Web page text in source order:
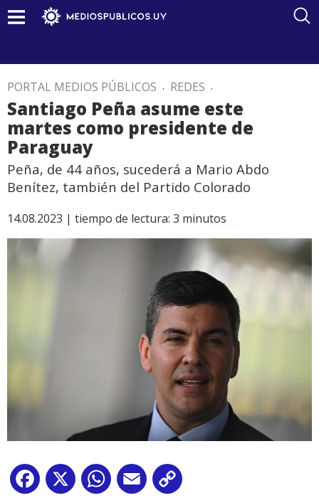
PORTAL MEDIOS PÚBLICOS . REDES .
Santiago Peña asume este
martes como presidente de
Paraguay
Peña, de 44 años, sucederá a Mario Abdo
Benítez, también del Partido Colorado
14.08.2023 | tiempo de lectura: 3 minutos
Facebook
X WhatsApp
Email